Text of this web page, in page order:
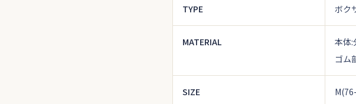
TYPE ボク
MATERIAL
本体
ゴム
SIZE